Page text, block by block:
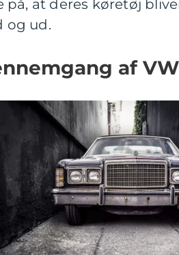
at deres køretøj
og ud.
af